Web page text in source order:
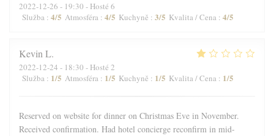
2022-12-26 - 19:30 - Hosté 6
Služba : 4/5 Atmosféra : 4/5 Kuchyně : 3/5 Kvalita / Cena : 4/5
KevinL
2022-12-24 - 18:30 - Hosté 2
Služba : 1/5 Atmosféra : 1/5 Kuchyně : 1/5 Kvalita / Cena : 1/5
Reserved on website for dinner on Christmas Eve in November.
Received confirmation. Had hotel concierge reconfirm in mid-